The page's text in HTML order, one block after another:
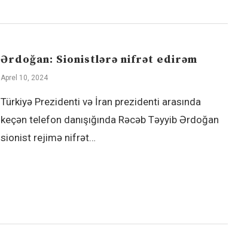
Ərdoğan: Sionistlərə nifrət edirəm
Aprel 10, 2024
Türkiyə Prezidenti və İran prezidenti arasında
keçən telefon danışığında Rəcəb Təyyib Ərdoğan
sionist rejimə nifrət…